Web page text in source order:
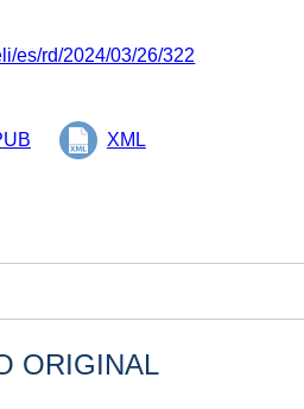
es/rd/2024/03/26/322
XML
ORIGINAL